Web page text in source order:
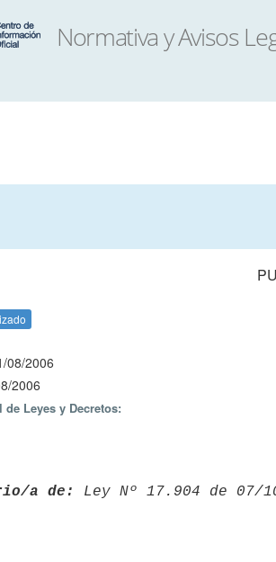
08/2006
2006
de Leyes y Decretos:
a de: Ley Nº 17.904 de 07/